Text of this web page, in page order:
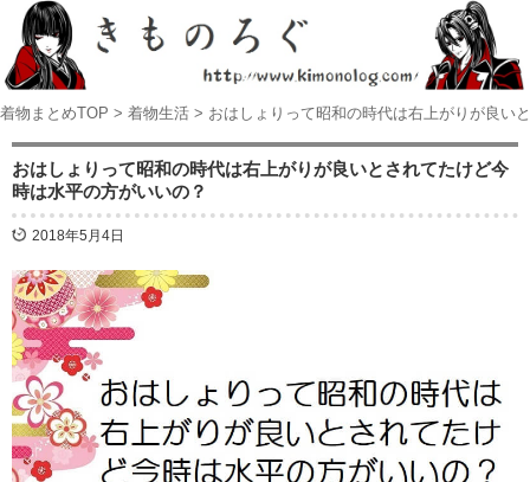
着物まとめTOP > 着物生活 > おはしょりって昭和の時代は右上がりが良い
おはしょりって昭和の時代は右上がりが良いとされてたけど今
時は水平の方がいいの？
2018年5月4日